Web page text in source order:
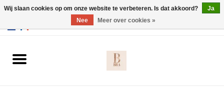
Wij slaan cookies op om onze website te verbeteren. Is dat akkoord?
Ja
Nee
Meer over cookies »
Webshop werkt met EU maten. .